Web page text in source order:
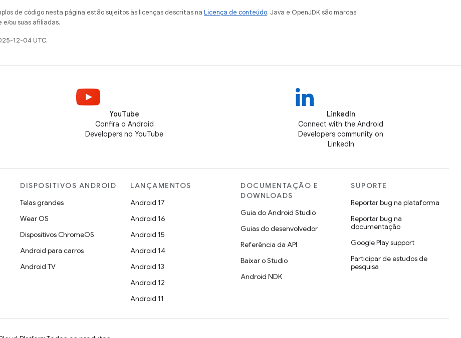
de código nesta página estão sujeitos às licenças descritas na Licença de conteúdo. Java e OpenJDK são marcas
ou suas afiliadas.
12-04 UTC.
YouTube
Confira o Android
Developers no YouTube
LinkedIn
Connect with the Android
Developers community on
LinkedIn
DISPOSITIVOS ANDROID
Telas grandes
Wear OS
Dispositivos ChromeOS
Android para carros
Android TV
LANÇAMENTOS
Android 17
Android 16
Android 15
Android 14
Android 13
Android 12
Android 11
DOCUMENTAÇÃO E
DOWNLOADS
Guia do Android Studio
Guias do desenvolvedor
Referência da API
Baixar o Studio
Android NDK
SUPORTE
Reportar bug na plataforma
Reportar bug na
documentação
Google Play support
Participar de estudos de
pesquisa